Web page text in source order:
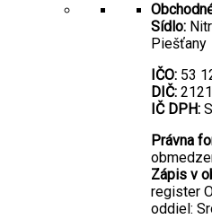
Sídlo:
Piešťany
IČO: 53
DIČ:
IČ DPH:
Právna
Zápis v
register
oddiel: